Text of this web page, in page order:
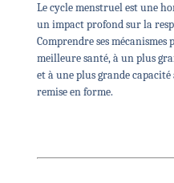
Le cycle menstruel est une
un impact profond sur la
Comprendre ses
meilleure santé, à un plus
et à une plus grande
remise en forme.